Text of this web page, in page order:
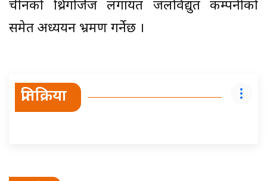
चीनको थ्रिगोर्जेज लगायत जलविद्युत कम्पनीको
समेत अध्ययन भ्रमण गर्नेछ ।
प्रतिक्रिया